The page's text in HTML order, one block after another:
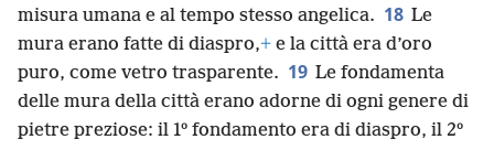
misura umana e al tempo stesso angelica. 18 Le
mura erano fatte di diaspro,+ e la città era d’oro
puro, come vetro trasparente. 19 Le fondamenta
delle mura della città erano adorne di ogni genere di
pietre preziose: il 1º fondamento era di diaspro, il 2º